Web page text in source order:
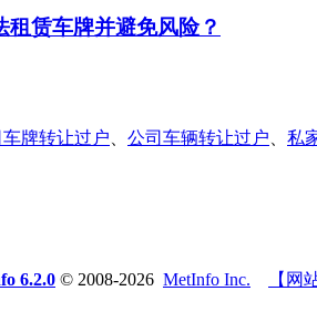
赁车牌并避免风险？
牌转让过户 公司车辆转让过户 私
6.2.0 © 2008-2026 MetInfo Inc. 【网